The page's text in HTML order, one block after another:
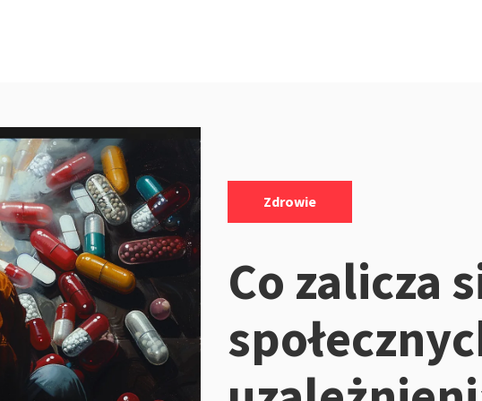
Zdrowie
Co zalicza